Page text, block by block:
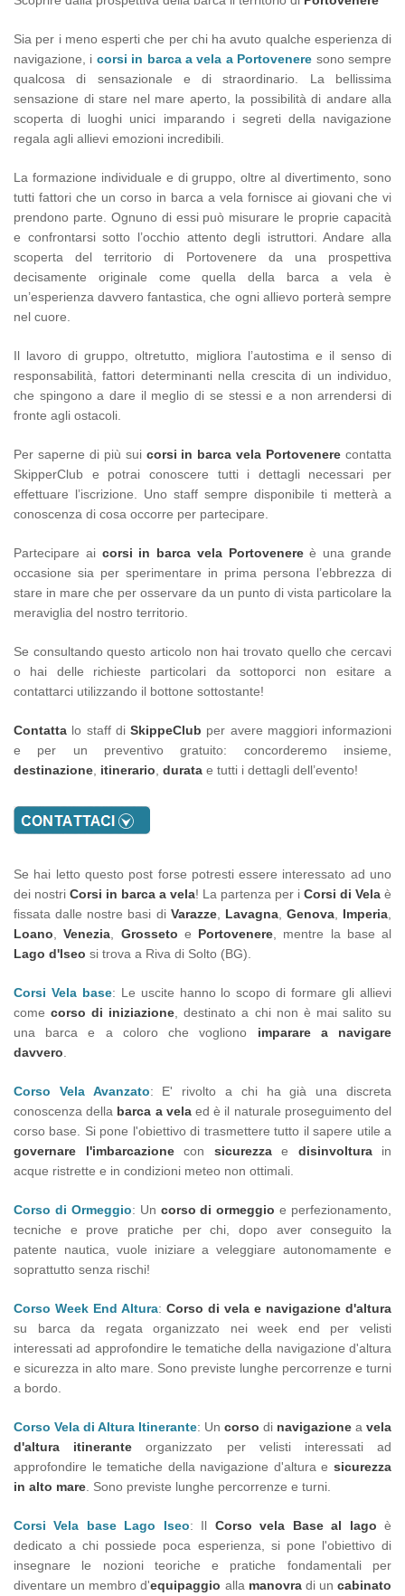
Sia per i meno esperti che per chi ha avuto qualche esperienza di
navigazione, i corsi in barca a vela a Portovenere sono sempre
qualcosa di sensazionale e di straordinario. La bellissima
sensazione di stare nel mare aperto, la possibilità di andare alla
scoperta di luoghi unici imparando i segreti della navigazione
regala agli allievi emozioni incredibili.
La formazione individuale e di gruppo, oltre al divertimento, sono
tutti fattori che un corso in barca a vela fornisce ai giovani che vi
prendono parte. Ognuno di essi può misurare le proprie capacità
e confrontarsi sotto l’occhio attento degli istruttori. Andare alla
scoperta del territorio di Portovenere da una prospettiva
decisamente originale come quella della barca a vela è
un’esperienza davvero fantastica, che ogni allievo porterà sempre
nel cuore.
Il lavoro di gruppo, oltretutto, migliora l’autostima e il senso di
responsabilità, fattori determinanti nella crescita di un individuo,
che spingono a dare il meglio di se stessi e a non arrendersi di
fronte agli ostacoli.
Per saperne di più sui corsi in barca vela Portovenere contatta
SkipperClub e potrai conoscere tutti i dettagli necessari per
effettuare l’iscrizione. Uno staff sempre disponibile ti metterà a
conoscenza di cosa occorre per partecipare.
Partecipare ai corsi in barca vela Portovenereè una grande
occasione sia per sperimentare in prima persona l’ebbrezza di
stare in mare che per osservare da un punto di vista particolare la
meraviglia del nostro territorio.
Se consultando questo articolo non hai trovato quello che cercavi
o hai delle richieste particolari da sottoporci non esitare a
contattarci utilizzando il bottone sottostante!
Contatta lo staff diSkippeClub per avere maggiori informazioni
e per un preventivo gratuito: concorderemo insieme,
destinazione itinerario durata e tutti i dettagli dell’evento!
Se hai letto questo post forse potresti essere interessato ad uno
dei nostri Corsi in barca a vela! La partenza per i Corsi di Vela è
fissata dalle nostre basi di Varazze, Lavagna, Genova, Imperia
Loano ,Venezia Grosseto e Portovenere , mentre la base al
Lago d'Iseo si trova a Riva di Solto (BG).
Corsi Vela base: Le uscite hanno lo scopo di formare gli allievi
comecorso di iniziazione , destinato a chi non è mai salito su
una barca e a coloro che vogliono imparare a navigare
davvero
Corso Vela Avanzato: E' rivolto a chi ha già una discreta
conoscenza della barca a velaed è il naturale proseguimento del
corso base. Si pone l'obiettivo di trasmettere tutto il sapere utile a
governare l'imbarcazionecon sicurezzae disinvolturain
acque ristrette e in condizioni meteo non ottimali.
Corso di Ormeggio: Un corso di ormeggio e perfezionamento,
tecniche e prove pratiche per chi, dopo aver conseguito la
patente nautica, vuole iniziare a veleggiare autonomamente e
soprattutto senza rischi!
Corso Week End Altura: Corso di vela e navigazione d'altura
su barca da regata organizzato nei week end per velisti
interessati ad approfondire le tematiche della navigazione d'altura
e sicurezza in alto mare. Sono previste lunghe percorrenze e turni
a bordo.
Corso Vela di Altura Itinerante: Un corso di navigazione a vela
d'altura itinerante organizzato per velisti interessati ad
approfondire le tematiche della navigazione d'altura e sicurezza
in alto mare . Sono previste lunghe percorrenze e turni.
Corsi Vela base Lago Iseo: Il Corso vela Base al lago è
dedicato a chi possiede poca esperienza, si pone l'obiettivo di
insegnare le nozioni teoriche e pratiche fondamentali per
diventare un membro d'equipaggio alla manovradi un cabinato